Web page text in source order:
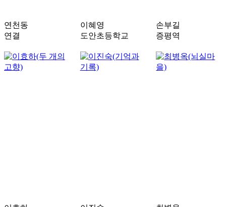
연천동
연결
이혜영
도안초등학교
손부길
증평역